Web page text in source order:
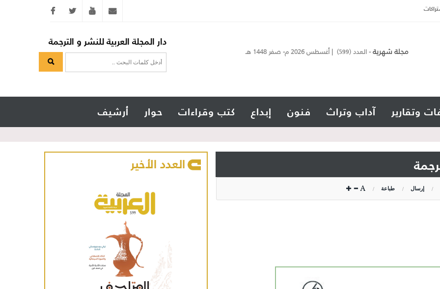
مجلة شهرية- العدد (599) | أغسطس 2026 م- صفر 1448 هـ
دار المجلة العربية للنشر و الترجمة
وتقارير آداب وتراث فنون إبداع كتب وقراءات حوار أرشيف
إرسال طباعة
العدد الأخير